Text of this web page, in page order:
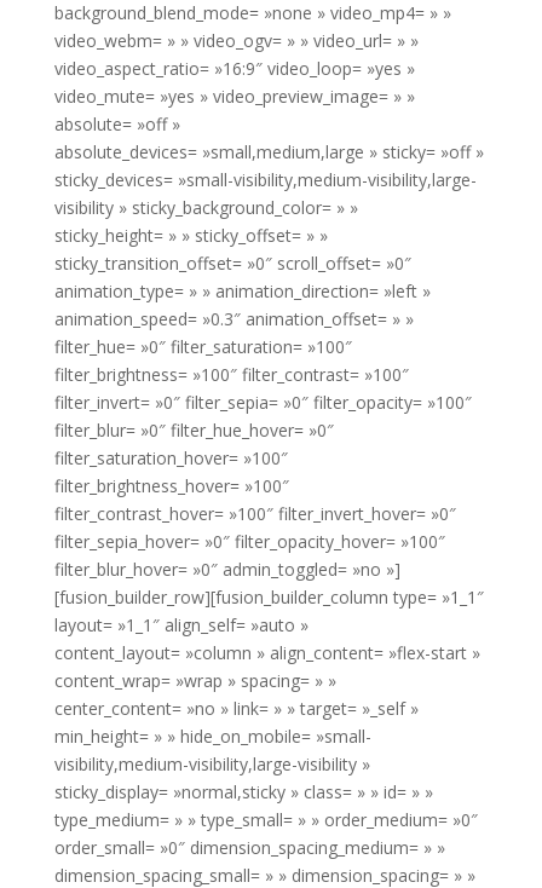
background_blend_mode= »none » video_mp4= » »
video_webm= » » video_ogv= » » video_url= » »
video_aspect_ratio= »16:9″ video_loop= »yes »
video_mute= »yes » video_preview_image= » »
absolute= »off »
absolute_devices= »small,medium,large » sticky= »off »
sticky_devices= »small-visibility,medium-visibility,large-
visibility » sticky_background_color= » »
sticky_height= » » sticky_offset= » »
sticky_transition_offset= »0″ scroll_offset= »0″
animation_type= » » animation_direction= »left »
animation_speed= »0.3″ animation_offset= » »
filter_hue= »0″ filter_saturation= »100″
filter_brightness= »100″ filter_contrast= »100″
filter_invert= »0″ filter_sepia= »0″ filter_opacity= »100″
filter_blur= »0″ filter_hue_hover= »0″
filter_saturation_hover= »100″
filter_brightness_hover= »100″
filter_contrast_hover= »100″ filter_invert_hover= »0″
filter_sepia_hover= »0″ filter_opacity_hover= »100″
filter_blur_hover= »0″ admin_toggled= »no »]
[fusion_builder_row][fusion_builder_column type= »1_1″
layout= »1_1″ align_self= »auto »
content_layout= »column » align_content= »flex-start »
content_wrap= »wrap » spacing= » »
center_content= »no » link= » » target= »_self »
min_height= » » hide_on_mobile= »small-
visibility,medium-visibility,large-visibility »
sticky_display= »normal,sticky » class= » » id= » »
type_medium= » » type_small= » » order_medium= »0″
order_small= »0″ dimension_spacing_medium= » »
dimension_spacing_small= » » dimension_spacing= » »